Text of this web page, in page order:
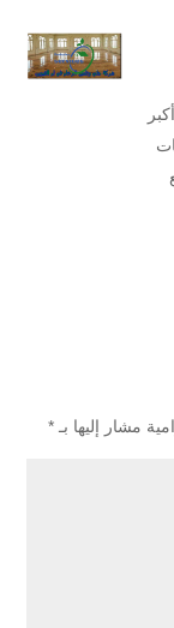
مشار إليها بـ *